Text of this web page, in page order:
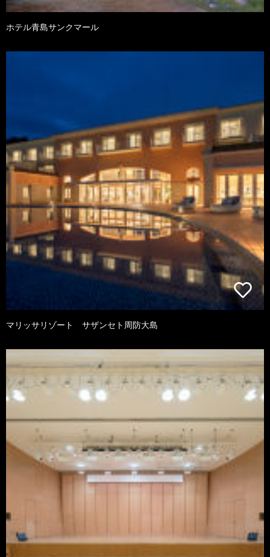
ホテル青島サンクマール
マリッサリゾート サザンセト周防大島